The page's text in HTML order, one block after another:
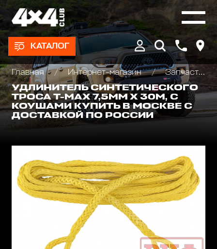
КАТАЛОГ
Главная Интернет-магазин
Запчасти и Аксессуары для лебедок
УДЛИНИТЕЛЬ СИНТЕТИЧЕСКОГО
ТРОСА T-MAX 7,5ММ Х 30М, С
КОУШАМИ КУПИТЬ В МОСКВЕ С
ДОСТАВКОЙ ПО РОССИИ